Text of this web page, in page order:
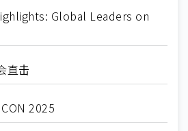
Global Leaders on
直击
2025